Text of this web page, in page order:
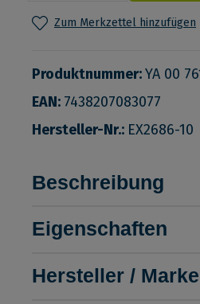
Zum Merkzettel hinzufügen
Produktnummer:YA 00
EAN: 7438207083077
Hersteller-Nr.: EX2686-10
Beschreibung
Eigenschaften
Hersteller / Marke